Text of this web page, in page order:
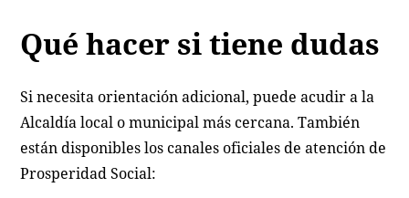
Qué hacer si tiene dudas
Si necesita orientación adicional, puede acudir a la
Alcaldía local o municipal más cercana. También
están disponibles los canales oficiales de atención de
Prosperidad Social: